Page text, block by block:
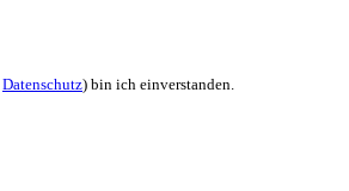
Datenschutz) bin ich einverstanden.